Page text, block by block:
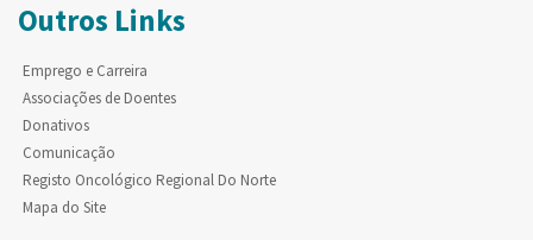
Outros Links
Emprego e Carreira
Associações de Doentes
Donativos
Comunicação
Registo Oncológico Regional Do Norte
Mapa do Site